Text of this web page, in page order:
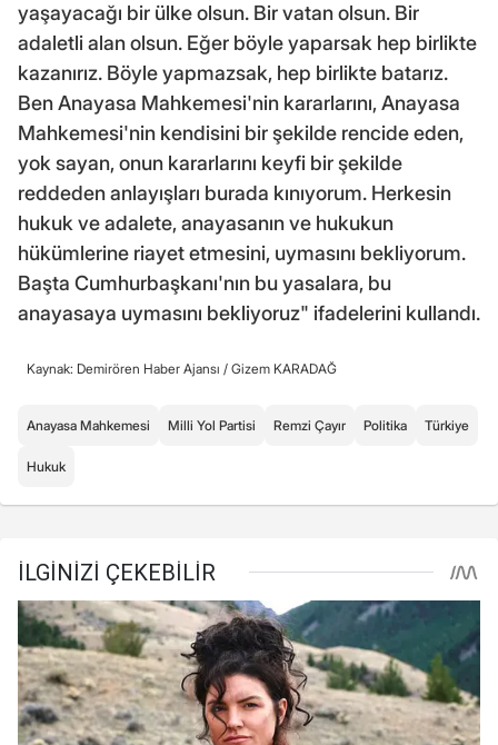
yaşayacağı bir ülke olsun. Bir vatan olsun. Bir
adaletli alan olsun. Eğer böyle yaparsak hep birlikte
kazanırız. Böyle yapmazsak, hep birlikte batarız.
Ben Anayasa Mahkemesi'nin kararlarını, Anayasa
Mahkemesi'nin kendisini bir şekilde rencide eden,
yok sayan, onun kararlarını keyfi bir şekilde
reddeden anlayışları burada kınıyorum. Herkesin
hukuk ve adalete, anayasanın ve hukukun
hükümlerine riayet etmesini, uymasını bekliyorum.
Başta Cumhurbaşkanı'nın bu yasalara, bu
anayasaya uymasını bekliyoruz" ifadelerini kullandı.
Kaynak: Demirören Haber Ajansı / Gizem KARADAĞ
Anayasa Mahkemesi Milli Yol Partisi Remzi Çayır Politika Türkiye
Hukuk